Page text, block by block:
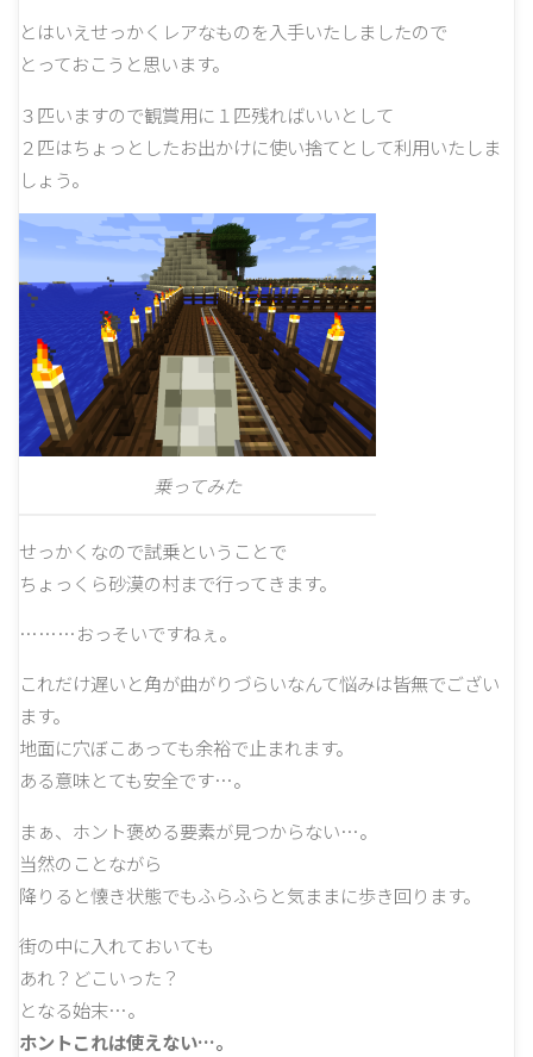
とはいえせっかくレアなものを入手いたしましたので
とっておこうと思います。
３匹いますので観賞用に１匹残ればいいとして
２匹はちょっとしたお出かけに使い捨てとして利用いたしま
しょう。
乗ってみた
せっかくなので試乗ということで
ちょっくら砂漠の村まで行ってきます。
………おっそいですねぇ。
これだけ遅いと角が曲がりづらいなんて悩みは皆無でござい
ます。
地面に穴ぼこあっても余裕で止まれます。
ある意味とても安全です…。
まぁ、ホント褒める要素が見つからない…。
当然のことながら
降りると懐き状態でもふらふらと気ままに歩き回ります。
街の中に入れておいても
あれ？どこいった？
となる始末…。
ホントこれは使えない…。